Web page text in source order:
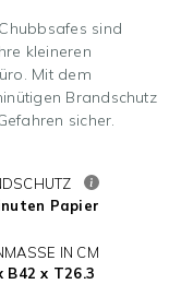
sind
kleineren
Mit dem
Brandschutz
sicher.
Papier
IN CM
B42 x T26.3